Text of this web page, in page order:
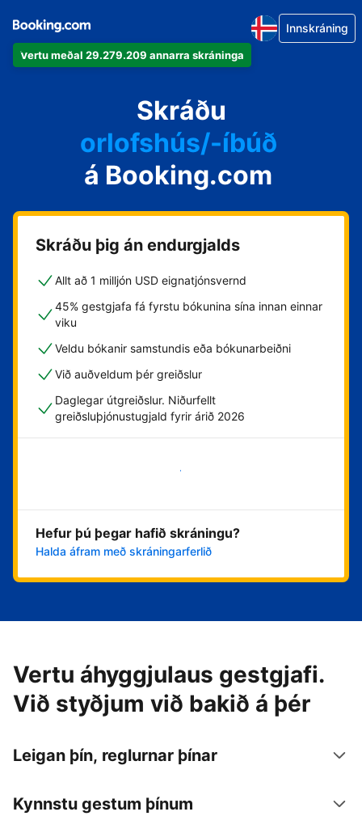
Vertu meðal 29.279.209 annarra skráninga
Innskráning
Skráðu
íbúðina þína
hótelið þitt
orlofshús/-íbúð
gistihúsið þitt
gistiheimilið þitt
á Booking.com
Skráðu þig án endurgjalds
Allt að 1 milljón USD eignatjónsvernd
45% gestgjafa fá fyrstu bókunina sína innan einnar
viku
Veldu bókanir samstundis eða bókunarbeiðni
Við auðveldum þér greiðslur
Daglegar útgreiðslur. Niðurfellt
greiðsluþjónustugjald fyrir árið 2026
Byrja núna
Hefur þú þegar hafið skráningu?
Halda áfram með skráningarferlið
Vertu áhyggjulaus gestgjafi.
Við styðjum við bakið á þér
Leigan þín, reglurnar þínar
Kynnstu gestum þínum